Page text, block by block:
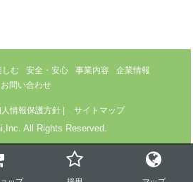
しむ 安全・安心 事業内容
企業情報
お問い合わせ
情報保護方針 サイトマップ
All Rights Reserved.